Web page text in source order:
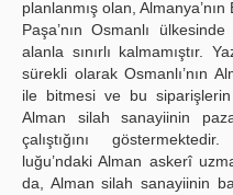
planlanmış olan,
Paşa’nın Osmanlı
alanla sınırlı kalmamıştır.
sürekli olarak Osmanlı’nın
ile bitmesi ve bu siparişlerin
Alman silah sanayiinin
çalıştığını
luğu’ndaki Alman askerî
da, Alman silah sanayiinin